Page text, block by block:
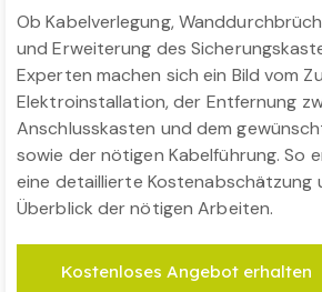
Ob Kabelverlegung,
und Erweiterung des
Experten machen sich ein Bild vom
Elektroinstallation, der Entfernung
Anschlusskasten und dem
sowie der nötigen Kabelführung. So
eine detaillierte Kostenabschätzung
Überblick der nötigen Arbeiten.
Kostenloses Angebot erhalten